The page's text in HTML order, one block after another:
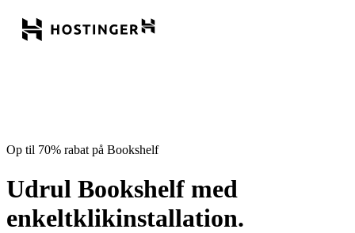
Op til 70% rabat på Bookshelf
Udrul Bookshelf med
enkeltklikinstallation.